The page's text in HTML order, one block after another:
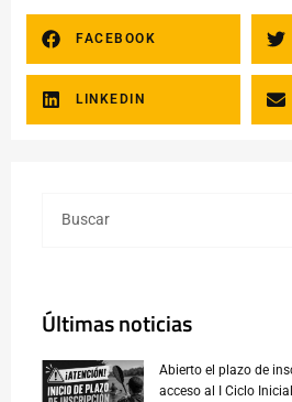
FACEBOOK
LINKEDIN
Últimas noticias
Abierto el plazo de
acceso al I Ciclo